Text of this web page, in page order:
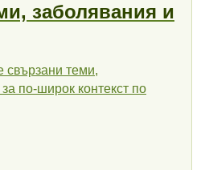
заболявания и
теми,
по-широк контекст по